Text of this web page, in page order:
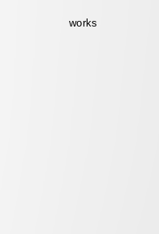
works